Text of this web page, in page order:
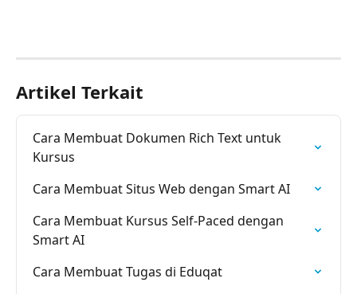
Artikel Terkait
Cara Membuat Dokumen Rich Text untuk
Kursus
Cara Membuat Situs Web dengan Smart AI
Cara Membuat Kursus Self-Paced dengan
Smart AI
Cara Membuat Tugas di Eduqat